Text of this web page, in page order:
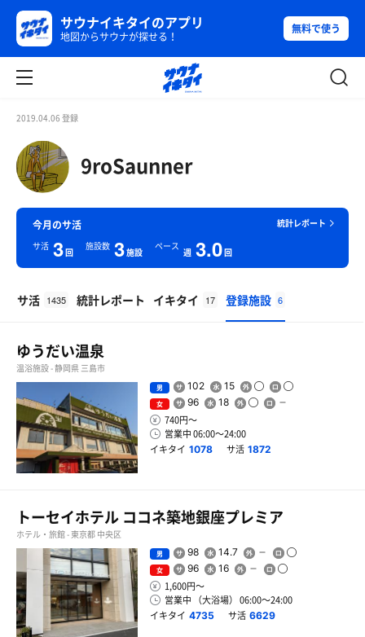
サウナイキタイのアプリ
地図からサウナが探せる！
無料で使う
2019.04.06 登録
9roSaunner
統計レポート
今月のサ活
サ活 3回
施設数 3施設
ペース
週 3.0回
サ活 1435 統計レポート イキタイ 17 登録施設 6
ゆうだい温泉
温浴施設 - 静岡県 三島市
男 102 15
女 96 18
740円〜
営業中 06:00〜24:00
イキタイ 1078 サ活 1872
トーセイホテル ココネ築地銀座プレミア
ホテル・旅館 - 東京都 中央区
男 98 14.7
女 96 16
1,600円〜
営業中 （大浴場） 06:00〜24:00
イキタイ 4735 サ活 6629